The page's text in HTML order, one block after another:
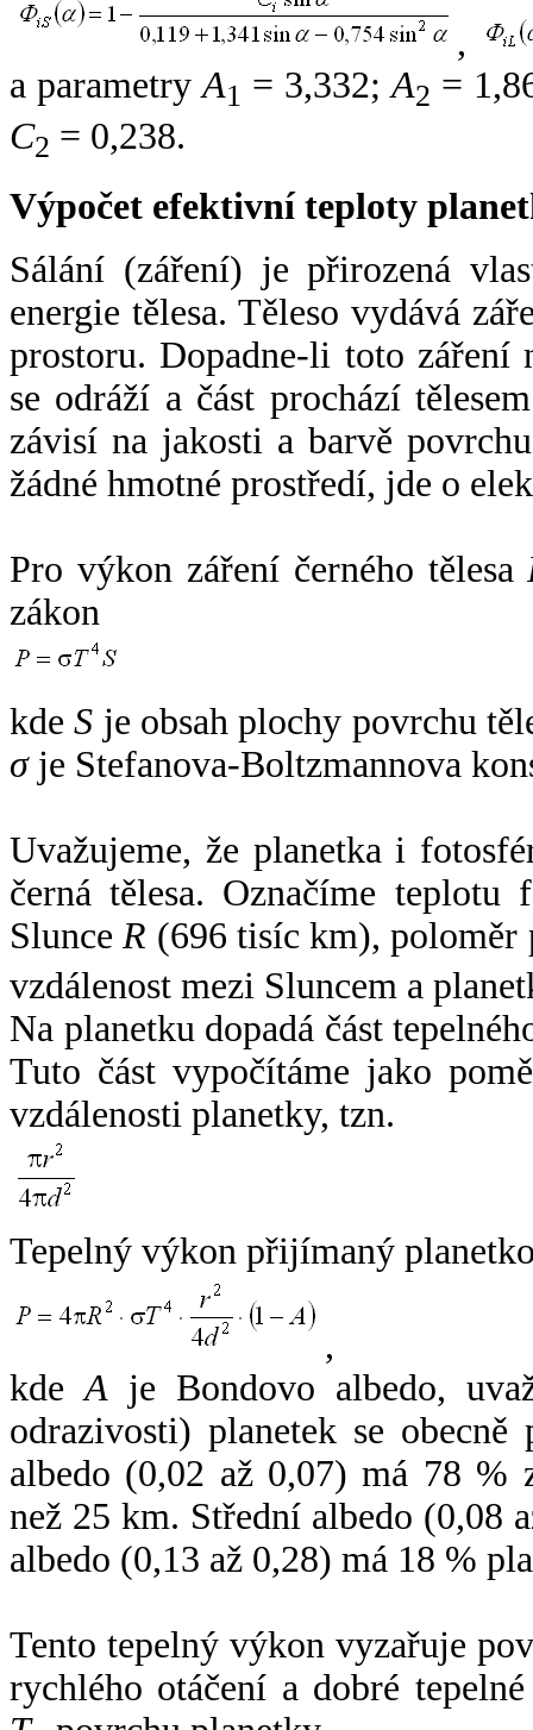
,
a parametryA1 = 3,332;A2 =
C2 = 0,238.
Výpočet efektivní teploty
Sálání (záření) je přirozená
energie tělesa. Těleso vydává
prostoru. Dopadne-li toto záření
se odráží a část prochází
závisí na jakosti a barvě
žádné hmotné prostředí, jde o
Pro výkon záření černého tělesa
zákon
kdeS je obsah plochy povrchu
σje Stefanova-Boltzmannova
Uvažujeme, že planetka i
černá tělesa. Označíme
SlunceR (696 tisíc km),
vzdálenost mezi Sluncem a
Na planetku dopadá část
Tuto část vypočítáme jako
vzdálenosti planetky, tzn.
Tepelný výkon přijímaný
,
kdeA je Bondovo albedo,
odrazivosti) planetek se
albedo (0,02 až 0,07) má 78 %
než 25 km. Střední albedo (0,08
albedo (0,13 až 0,28) má 18 %
Tento tepelný výkon vyzařuje
rychlého otáčení a dobré